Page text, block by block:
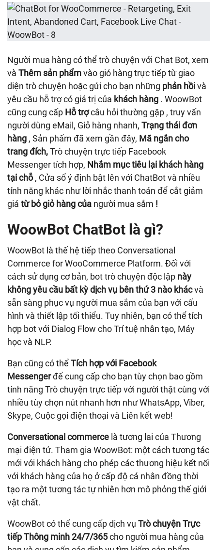
Người mua hàng có thể trò chuyện với Chat Bot, xem
và Thêm sản phẩmvào giỏ hàng trực tiếp từ giao
diện trò chuyện hoặc gửi cho bạn những phản hồivà
yêu cầu hỗ trợ có giá trị của khách hàng . WoowBot
cũng cung cấp Hỗ trợcâu hỏi thường gặp , truy vấn
người dùng eMail, Giỏ hàng nhanh, Trạng thái đơn
hàng , Sản phẩm đã xem gần đây, Mã ngắn cho
trang đích,Trò chuyện trực tiếp Facebook
Messenger tích hợp, Nhắm mục tiêu lại khách hàng
tại chỗ, Cửa sổ ý định bật lên với ChatBot và nhiều
tính năng khác như lời nhắc thanh toán để cắt giảm
giá từ bỏ giỏ hàng của người mua sắm !
WoowBot ChatBot là gì?
WoowBot là thế hệ tiếp theo Conversational
Commerce for WooCommerce Platform. Đối với
cách sử dụng cơ bản, bot trò chuyện độc lập này
không yêu cầu bất kỳ dịch vụ bên thứ 3 nào khácvà
sẵn sàng phục vụ người mua sắm của bạn với cấu
hình và thiết lập tối thiểu. Tuy nhiên, bạn có thể tích
hợp bot với Dialog Flow cho Trí tuệ nhân tạo, Máy
học và NLP.
Bạn cũng có thểTích hợp với Facebook
Messengerđể cung cấp cho bạn tùy chọn bao gồm
tính năng Trò chuyện trực tiếp với người thật cùng với
nhiều tùy chọn nút nhanh hơn như WhatsApp, Viber,
Skype, Cuộc gọi điện thoại và Liên kết web!
Conversational commerce là tương lai của Thương
mại điện tử. Tham gia WoowBot: một cách tương tác
mới với khách hàng cho phép các thương hiệu kết nối
với khách hàng của họ ở cấp độ cá nhân đồng thời
tạo ra một tương tác tự nhiên hơn mô phỏng thế giới
vật chất.
WoowBot có thể cung cấp dịch vụ Trò chuyện Trực
tiếp Thông minh24/7/365cho người mua hàng của